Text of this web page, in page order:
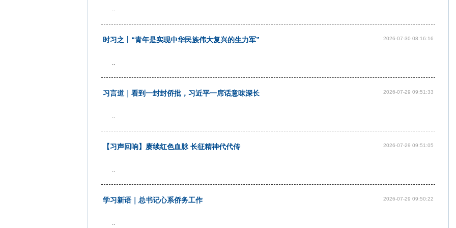
..
2026-07-30 08:16:16
时习之丨“青年是实现中华民族伟大复兴的生力军”
..
2026-07-29 09:51:33
习言道｜看到一封封侨批，习近平一席话意味深长
..
2026-07-29 09:51:05
【习声回响】赓续红色血脉 长征精神代代传
..
2026-07-29 09:50:22
学习新语｜总书记心系侨务工作
..